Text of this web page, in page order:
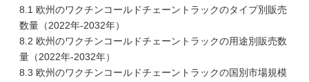
8.1 欧州のワクチンコールドチェーントラックのタイプ別販売
数量（2022年-2032年）
8.2 欧州のワクチンコールドチェーントラックの用途別販売数
量（2022年-2032年）
8.3 欧州のワクチンコールドチェーントラックの国別市場規模